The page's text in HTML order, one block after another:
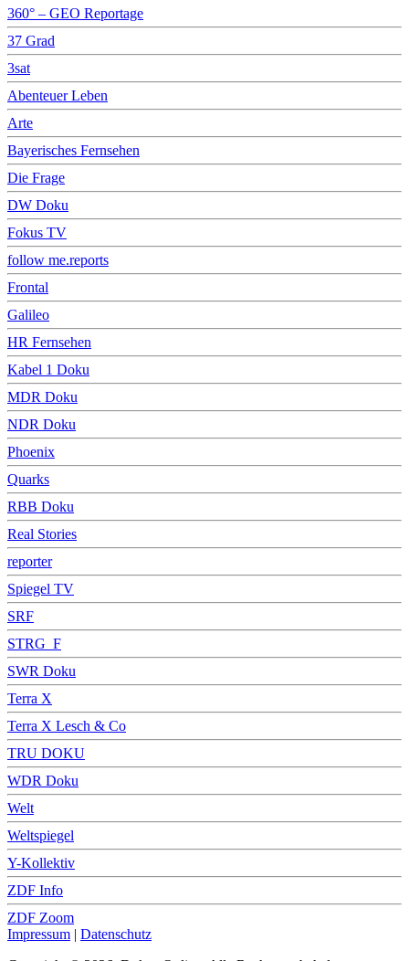
360° – GEO Reportage
37 Grad
3sat
Abenteuer Leben
Arte
Bayerisches Fernsehen
Die Frage
DW Doku
Fokus TV
follow me.reports
Frontal
Galileo
HR Fernsehen
Kabel 1 Doku
MDR Doku
NDR Doku
Phoenix
Quarks
RBB Doku
Real Stories
reporter
Spiegel TV
SRF
STRG_F
SWR Doku
Terra X
Terra X Lesch & Co
TRU DOKU
WDR Doku
Welt
Weltspiegel
Y-Kollektiv
ZDF Info
ZDF Zoom
Impressum | Datenschutz